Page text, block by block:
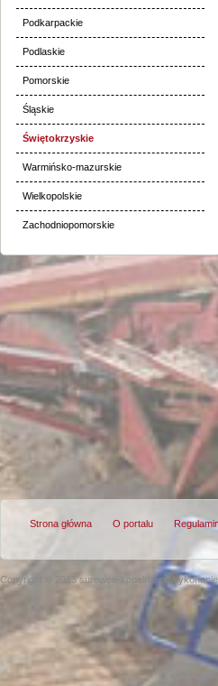
Podkarpackie
Podlaskie
Pomorskie
Śląskie
Świętokrzyskie
Warmińsko-mazurskie
Wielkopolskie
Zachodniopomorskie
Strona główna O portalu
Copyright © 2013 surowce-kopalnie.pl